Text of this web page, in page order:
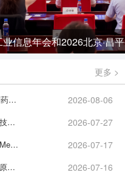
信息年会和2026北京·昌
更多 >
国家药监局综合司关于开展2026年全国药品安全宣传周活动的通知 2026-08-06
关于公开征求《轮状病毒疫苗临床试验技术指导原则（征求意见稿）》意见的通知 2026-07-27
国家药监局关于暂停进口、销售和使用Medochemie Ltd.盐酸曲马多胶囊的公告 2026-07-17
《脑机接口医疗器械通用名称命名指导原则》解读 2026-07-16